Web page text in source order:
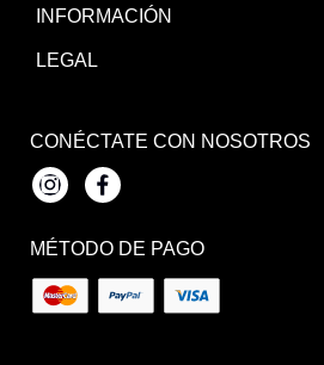
INFORMACIÓN
LEGAL
CONÉCTATE CON NOSOTROS
InstagramFacebook
MÉTODO DE PAGO